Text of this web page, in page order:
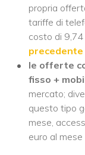
propria
tariffe di
costo di
precedente
le offerte
fisso +
mercato;
questo tipo
mese,
euro al mese